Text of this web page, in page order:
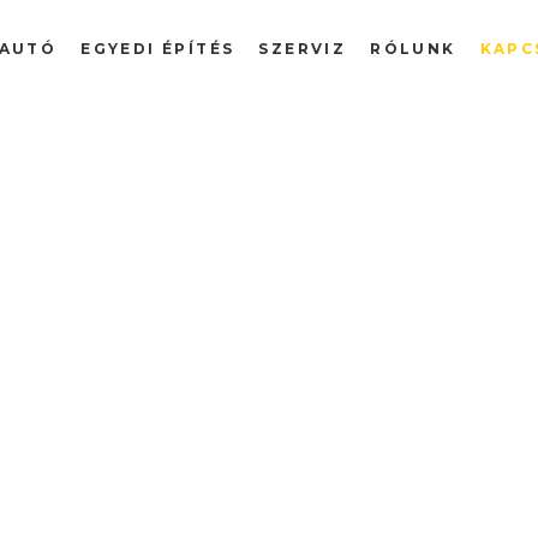
EGYEDI ÉPÍTÉS SZERVIZ RÓLUNK